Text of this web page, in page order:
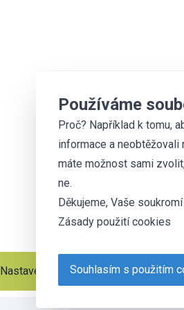
Nastavení cookies
Používáme
Proč? Například k tomu,
informace a neobtěžovali
máte možnost sami
ne.
Děkujeme, Vaše
Zásady použití cookies
Souhlasím s použitím